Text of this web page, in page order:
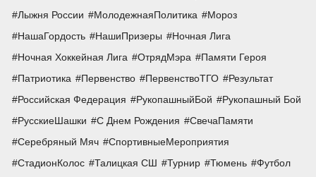
Лыжня России
МолодежнаяПолитика
Мороз
НашаГордость
НашиПризеры
Ночная Лига
Ночная Хоккейная Лига
ОтрядМэра
Памяти Героя
Патриотика
Первенство ПервенствоТГО
Результат
Российская Федерация
РукопашныйБой
Рукопашный Бой
РусскиеШашки
С Днем Рождения
СвечаПамяти
Серебряный Мяч
СпортивныеМероприятия
СтадионКолос
Талицкая СШ Турнир Тюмень
Футбол